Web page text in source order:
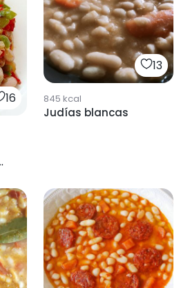
16
13
845 kcal
Judías blancas